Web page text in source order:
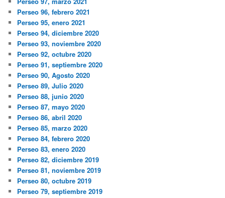
Perseo 96, febrero 2021
Perseo 95, enero 2021
Perseo 94, diciembre 2020
Perseo 93, noviembre 2020
Perseo 92, octubre 2020
Perseo 91, septiembre 2020
Perseo 90, Agosto 2020
Perseo 89, Julio 2020
Perseo 88, junio 2020
Perseo 87, mayo 2020
Perseo 86, abril 2020
Perseo 85, marzo 2020
Perseo 84, febrero 2020
Perseo 83, enero 2020
Perseo 82, diciembre 2019
Perseo 81, noviembre 2019
Perseo 80, octubre 2019
Perseo 79, septiembre 2019